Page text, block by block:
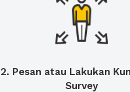
2. Pesan atau Lakukan
Survey